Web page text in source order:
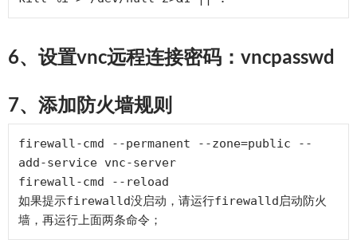
6、设置vnc远程连接密码：vncpasswd
7、添加防火墙规则
firewall-cmd --permanent --zone=public --
add-service vnc-server
firewall-cmd --reload
如果提示firewalld没启动，请运行firewalld启动防火